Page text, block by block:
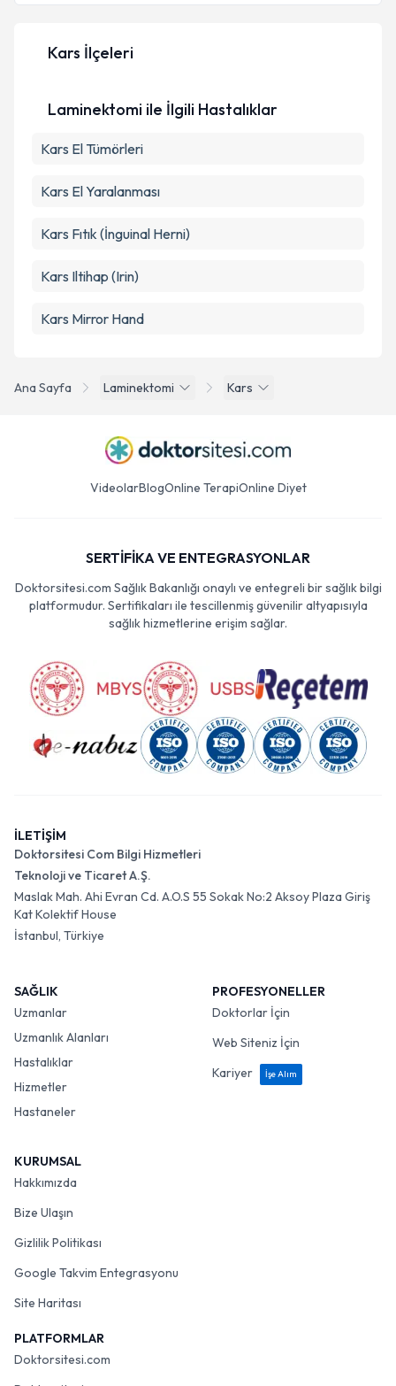
E-posta Adresiniz
Metni'ni okudum ve kişisel verilerimin belirtilen
Ana Sayfa Laminektomi Kars
Kars İlçeleri
Laminektomi ile İlgili Hastalıklar
Kars El Tümörleri
Kars El Yaralanması
Kars Fıtık (İnguinal Herni)
Kars Iltihap (Irin)
Kars Mirror Hand
VideolarBlogOnline TerapiOnline Diyet
SERTİFİKA VE ENTEGRASYONLAR
Doktorsitesi.com Sağlık Bakanlığı onaylı ve entegreli bir sağlık bilgi
platformudur. Sertifikaları ile tescillenmiş güvenilir altyapısıyla
sağlık hizmetlerine erişim sağlar.
İLETİŞİM
Doktorsitesi Com Bilgi Hizmetleri
Teknoloji ve Ticaret A.Ş.
Maslak Mah. Ahi Evran Cd. A.O.S 55 Sokak No:2 Aksoy Plaza Giriş
Kat Kolektif House
İstanbul, Türkiye
SAĞLIK
Uzmanlar
Uzmanlık Alanları
Hastalıklar
Hizmetler
Hastaneler
PROFESYONELLER
Doktorlar İçin
Web Siteniz İçin
Kariyer
İşe Alım
KURUMSAL
Hakkımızda
Bize Ulaşın
Gizlilik Politikası
Google Takvim Entegrasyonu
Site Haritası
PLATFORMLAR
Doktorsitesi.com